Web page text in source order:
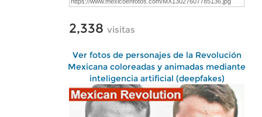
2,338 visitas
Ver fotos de personajes de la Revolución
Mexicana coloreadas y animadas mediante
inteligencia artificial (deepfakes)